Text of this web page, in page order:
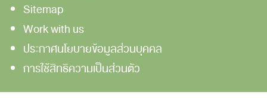
Sitemap
Work with us
ประกาศนโยบายข้อมูลส่วนบุคคล
การใช้สิทธิความเป็นส่วนตัว